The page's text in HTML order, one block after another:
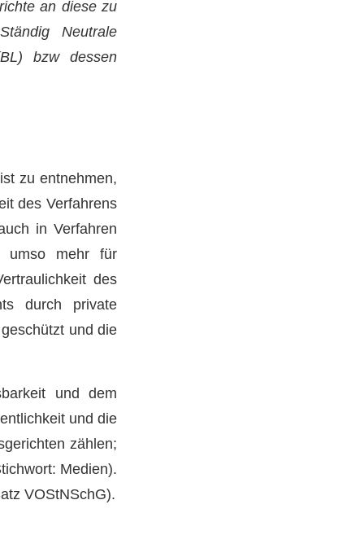
an diese zu
Neutrale
bzw dessen
zu entnehmen,
des Verfahrens
in Verfahren
umso mehr für
des
durch private
und die
und dem
und die
zählen;
Medien).
VOStNSchG).